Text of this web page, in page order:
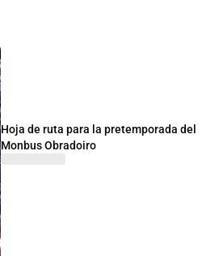
Hoja de ruta para la pretemporada del
Monbus Obradoiro